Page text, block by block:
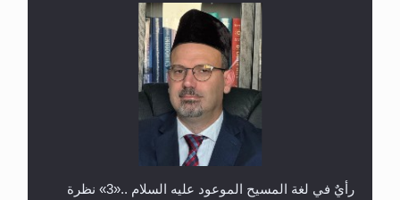
حفل توزيع الشهادات في الجامعة الأحمدية بنيجيريا لعام
رأيٌ في لغة المسيح الموعود عليه السلام ..«3» نظرة